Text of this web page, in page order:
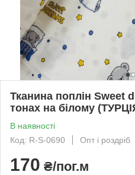
Тканина поплін Sweet
тонах на білому
В наявності
Код: R-S-0690
Опт і роздріб
170 ₴/пог.м